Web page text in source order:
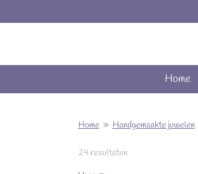
direct
hoofdinhoud
Home
Home » Handgemaakte juwelen
24 resultaten